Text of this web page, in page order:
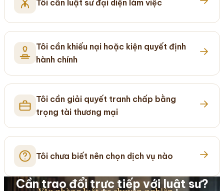
Tôi cần luật sư đại diện làm việc
Tôi cần khiếu nại hoặc kiện quyết định
hành chính
Tôi cần giải quyết tranh chấp bằng
trọng tài thương mại
Tôi chưa biết nên chọn dịch vụ nào
Cần trao đổi trực tiếp với luật sư?